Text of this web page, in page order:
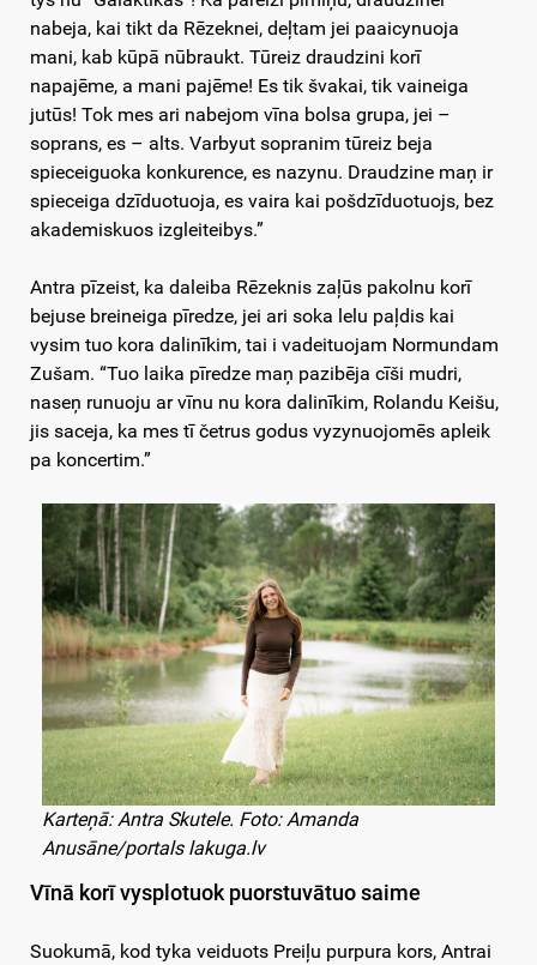
nabeja, kai tikt da Rēzeknei, deļtam jei paaicynuoja
mani, kab kūpā nūbraukt. Tūreiz draudzini korī
napajēme, a mani pajēme! Es tik švakai, tik vaineiga
jutūs! Tok mes ari nabejom vīna bolsa grupa, jei –
soprans, es – alts. Varbyut sopranim tūreiz beja
spieceiguoka konkurence, es nazynu. Draudzine maņ ir
spieceiga dzīduotuoja, es vaira kai pošdzīduotuojs, bez
akademiskuos izgleiteibys.”
Antra pīzeist, ka daleiba Rēzeknis zaļūs pakolnu korī
bejuse breineiga pīredze, jei ari soka lelu paļdis kai
vysim tuo kora dalinīkim, tai i vadeituojam Normundam
Zušam. “Tuo laika pīredze maņ pazibēja cīši mudri,
naseņ runuoju ar vīnu nu kora dalinīkim, Rolandu Keišu,
jis saceja, ka mes tī četrus godus vyzynuojomēs apleik
pa koncertim.”
Karteņā: Antra Skutele. Foto: Amanda
Anusāne/portals lakuga.lv
Vīnā korī vysplotuok puorstuvātuo saime
Suokumā, kod tyka veiduots Preiļu purpura kors, Antrai